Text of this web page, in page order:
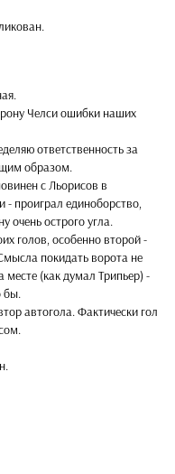
Челси ошибки наших
ответственность за
образом.
с Льорисов в
- проиграл единоборство,
очень острого угла.
голов, особенно второй -
покидать ворота не
месте (как думал Трипьер) -
бы.
автогола. Фактически гол